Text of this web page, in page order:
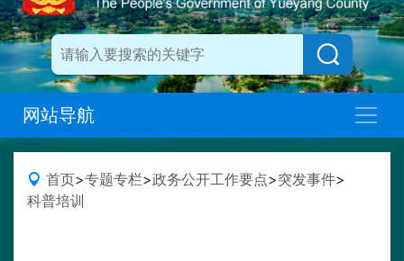
网站导航
首页>专题专栏>政务公开工作要点>突发事件>
科普培训